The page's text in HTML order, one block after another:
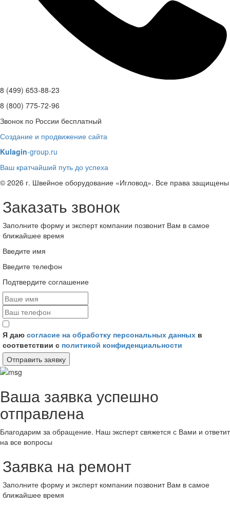
8 (499) 653-88-23
8 (800) 775-72-96
Звонок по России бесплатный
Создание и продвижение сайта
Kulagin-group.ru
Ваш кратчайший путь до успеха
© 2026 г. Швейное оборудование «Игловод». Все права защищены
Заказать звонок
Заполните форму и эксперт компании позвонит Вам в самое
ближайшее время
Введите имя
Введите телефон
Подтвердите соглашение
Я даю согласие на обработку персональных данных в
соответствии с политикой конфиденциальности
Отправить заявку
Ваша заявка успешно
отправлена
Благодарим за обращение. Наш эксперт свяжется с Вами и ответит
на все вопросы
Заявка на ремонт
Заполните форму и эксперт компании позвонит Вам в самое
ближайшее время